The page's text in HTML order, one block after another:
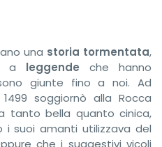
una storia tormentata,
a leggende che hanno
giunte fino a noi. Ad
soggiornò alla Rocca
tanto bella quanto cinica,
suoi amanti utilizzava del
che i suggestivi vicoli